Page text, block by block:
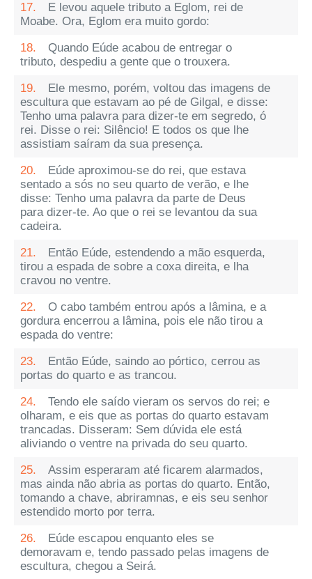
17.
E levou aquele tributo a Eglom, rei de
Moabe. Ora, Eglom era muito gordo:
18.
Quando Eúde acabou de entregar o
tributo, despediu a gente que o trouxera.
19.
Ele mesmo, porém, voltou das imagens de
escultura que estavam ao pé de Gilgal, e disse:
Tenho uma palavra para dizer-te em segredo, ó
rei. Disse o rei: Silêncio! E todos os que lhe
assistiam saíram da sua presença.
20.
Eúde aproximou-se do rei, que estava
sentado a sós no seu quarto de verão, e lhe
disse: Tenho uma palavra da parte de Deus
para dizer-te. Ao que o rei se levantou da sua
cadeira.
21.
Então Eúde, estendendo a mão esquerda,
tirou a espada de sobre a coxa direita, e lha
cravou no ventre.
22.
O cabo também entrou após a lâmina, e a
gordura encerrou a lâmina, pois ele não tirou a
espada do ventre:
23.
Então Eúde, saindo ao pórtico, cerrou as
portas do quarto e as trancou.
24.
Tendo ele saído vieram os servos do rei; e
olharam, e eis que as portas do quarto estavam
trancadas. Disseram: Sem dúvida ele está
aliviando o ventre na privada do seu quarto.
25.
Assim esperaram até ficarem alarmados,
mas ainda não abria as portas do quarto. Então,
tomando a chave, abriramnas, e eis seu senhor
estendido morto por terra.
26.
Eúde escapou enquanto eles se
demoravam e, tendo passado pelas imagens de
escultura, chegou a Seirá.